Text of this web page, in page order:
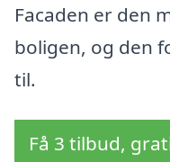
Facaden er den
boligen, og den
til.
Få 3 tilbud,